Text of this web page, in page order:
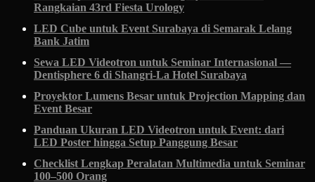
Rangkaian 43rd Fiesta Urology
LED Cube untuk Event Surabaya di Semarak Lelang
Bank Jatim
Sewa LED Videotron untuk Seminar Internasional —
Dentisphere 6 di Shangri-La Hotel Surabaya
Proyektor Lumens Besar untuk Projection Mapping dan
Event Besar
Panduan Ukuran LED Videotron untuk Event: dari
LED Poster hingga Setup Panggung Besar
Checklist Lengkap Peralatan Multimedia untuk Seminar
100–500 Orang